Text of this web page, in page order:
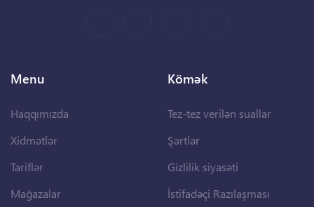
Menu
Haqqımızda
Xidmətlər
Tariflər
Mağazalar
Kömək
Tez-tez verilən suallar
Şərtlər
Gizlilik siyasəti
İstifadəçi Razılaşması